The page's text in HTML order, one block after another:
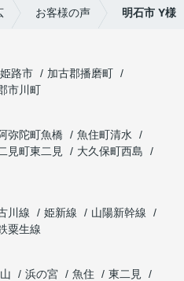
お客様の声 明石市 Y様
姫路市
加古郡播磨町
市川町
弥陀町魚橋
魚住町清水
見町東二見
大久保町西島
川線 姫新線
山陽新幹線
粟生線
浜の宮 魚住
東二見